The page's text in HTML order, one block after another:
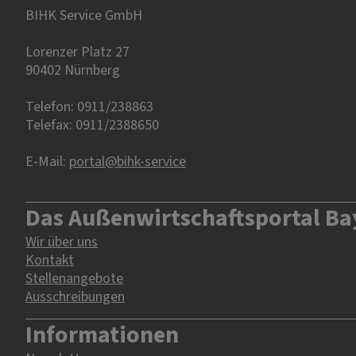
BIHK Service GmbH
Lorenzer Platz 27
90402 Nürnberg‎‎
Telefon: 0911/238863
Telefax: 0911/2388650
E-Mail: portal@bihk-service
Das Außenwirtschaftsportal
Wir über uns
Kontakt
Stellenangebote
Ausschreibungen
Informationen